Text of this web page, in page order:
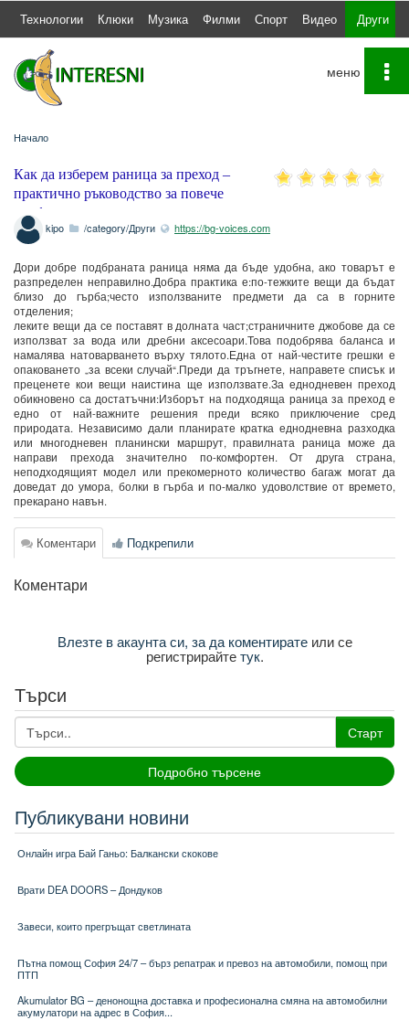
Технологии Клюки Музика Филми Спорт Видео Други
Начало
Как да изберем раница за преход –
практично ръководство за повече
комфорт и по-малко товар
kipo /category/Други https://bg-voices.com
Дори добре подбраната раница няма да бъде удобна, ако товарът е
разпределен неправилно.Добра практика е:по-тежките вещи да бъдат
близо до гърба;често използваните предмети да са в горните
отделения;
леките вещи да се поставят в долната част;страничните джобове да се
използват за вода или дребни аксесоари.Това подобрява баланса и
намалява натоварването върху тялото.Една от най-честите грешки е
опаковането „за всеки случай“.Преди да тръгнете, направете списък и
преценете кои вещи наистина ще използвате.За еднодневен преход
обикновено са достатъчни:Изборът на подходяща раница за преход е
едно от най-важните решения преди всяко приключение сред
природата. Независимо дали планирате кратка еднодневна разходка
или многодневен планински маршрут, правилната раница може да
направи прехода значително по-комфортен. От друга страна,
неподходящият модел или прекомерното количество багаж могат да
доведат до умора, болки в гърба и по-малко удоволствие от времето,
прекарано навън.
Коментари Подкрепили
Коментари
Влезте в акаунта си, за да коментиратеили се
регистрирайтетук.
Търси
Старт
Подробно търсене
Публикувани новини
Онлайн игра Бай Ганьо: Балкански скокове
Врати DEA DOORS – Дондуков
Завеси, които прегръщат светлината
Пътна помощ София 24/7 – бърз репатрак и превоз на автомобили, помощ при
ПТП
Akumulator BG – денонощна доставка и професионална смяна на автомобилни
акумулатори на адрес в София...